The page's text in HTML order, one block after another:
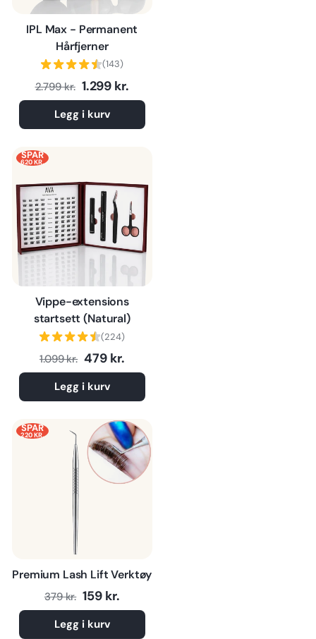
IPL Max - Permanent
Hårfjerner
(143)
Normalpris
2.799 kr. Tilbudspris
1.299 kr.
Legg i kurv
SPAR
620 KR.
Vippe-extensions
startsett (Natural)
(224)
Normalpris
1.099 kr. Tilbudspris
479 kr.
Legg i kurv
SPAR
220 KR.
Premium Lash Lift Verktøy
Normalpris
379 kr. Tilbudspris
159 kr.
Legg i kurv